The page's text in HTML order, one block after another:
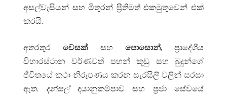
අසල්වැසියන් සහ මිතුරන් ප්‍රීතිමත් එකමුතුවෙන් එක්
කරයි.
අතරතුරවෙසක්සහ පොසොන්, ප්‍රාදේශීය
විහාරස්ථාන වර්ණවත් පහන් කූඩු සහ බුදුන්ගේ
ජීවිතයේ කථා නිරූපණය කරන සැරසිලි වලින් සරසා
ඇත. දන්සල්දයානුකම්පාව සහ ප්‍රජා සේවයේ